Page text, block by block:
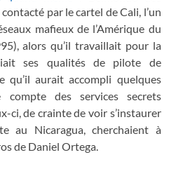
par le cartel de Cali, l’un
mafieux de l’Amérique du
alors qu’il travaillait pour la
ses qualités de pilote de
qu’il aurait accompli quelques
des services secrets
ci, de crainte de voir s’instaurer
au Nicaragua, cherchaient à
de Daniel Ortega.